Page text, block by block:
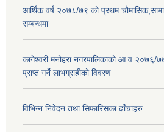
आर्थिक वर्ष २०७८/७९ को प्रथम
सम्बन्धमा
कागेश्वरी मनोहरा नगरपालिकाको आ.व.२०७६/
प्राप्त गर्ने लाभग्राहीको विवरण
विभिन्न निवेदन तथा सिफारिसका ढाँचाहरु